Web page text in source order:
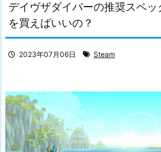
デイヴザダイバーの推奨スペ
を買えばいいの？
2023年07月06日 Steam